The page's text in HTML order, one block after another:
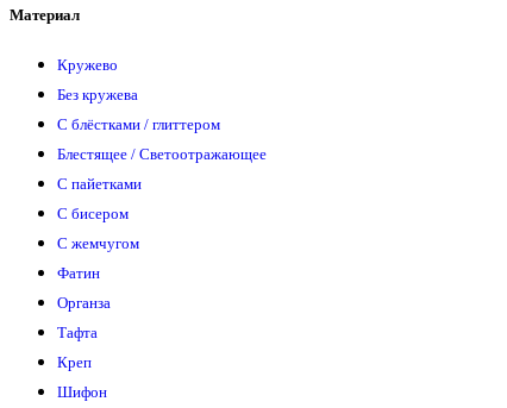
Материал
Кружево
Без кружева
С блёстками / глиттером
Блестящее / Светоотражающее
С пайетками
С бисером
С жемчугом
Фатин
Органза
Тафта
Креп
Шифон